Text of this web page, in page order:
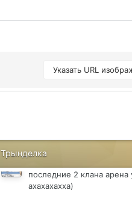
Указать URL
Трынделка
ДусяАгрегаТ
Justina
последние 2 клана арена
ахахахахха)